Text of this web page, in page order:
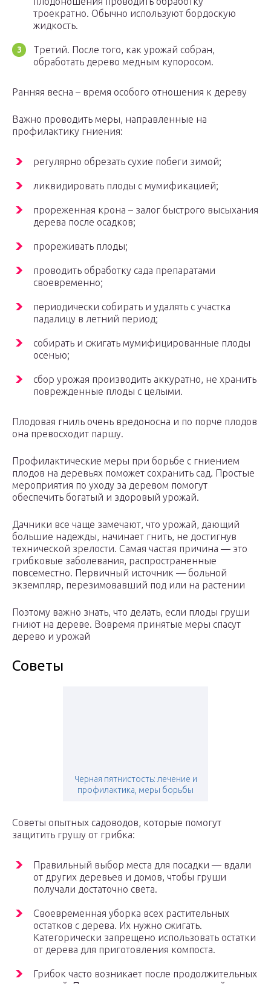
троекратно. Обычно используют бордоскую
жидкость.
Третий. После того, как урожай собран,
обработать дерево медным купоросом.
Ранняя весна – время особого отношения к дереву
Важно проводить меры, направленные на
профилактику гниения:
регулярно обрезать сухие побеги зимой;
ликвидировать плоды с мумификацией;
прореженная крона – залог быстрого высыхания
дерева после осадков;
прореживать плоды;
проводить обработку сада препаратами
своевременно;
периодически собирать и удалять с участка
падалицу в летний период;
собирать и сжигать мумифицированные плоды
осенью;
сбор урожая производить аккуратно, не хранить
поврежденные плоды с целыми.
Плодовая гниль очень вредоносна и по порче плодов
она превосходит паршу.
Профилактические меры при борьбе с гниением
плодов на деревьях поможет сохранить сад. Простые
мероприятия по уходу за деревом помогут
обеспечить богатый и здоровый урожай.
Дачники все чаще замечают, что урожай, дающий
большие надежды, начинает гнить, не достигнув
технической зрелости. Самая частая причина — это
грибковые заболевания, распространенные
повсеместно. Первичный источник — больной
экземпляр, перезимовавший под или на растении
Поэтому важно знать, что делать, если плоды груши
гниют на дереве. Вовремя принятые меры спасут
дерево и урожай
Советы
Черная пятнистость: лечение и
профилактика, меры борьбы
Советы опытных садоводов, которые помогут
защитить грушу от грибка:
Правильный выбор места для посадки — вдали
от других деревьев и домов, чтобы груши
получали достаточно света.
Своевременная уборка всех растительных
остатков с дерева. Их нужно сжигать.
Категорически запрещено использовать остатки
от дерева для приготовления компоста.
Грибок часто возникает после продолжительных